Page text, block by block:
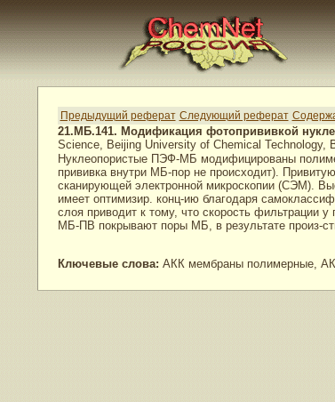
Предыдущий реферат Следующий реферат
21.МБ.141. Модификация фотопрививкой
Science, Beijing University of Chemical Technology,
Нуклеопористые ПЭФ-МБ модифицированы
прививка внутри МБ-пор не происходит).
сканирующей электронной микроскопии (СЭМ).
имеет оптимизир. конц-ию благодаря
слоя приводит к тому, что скорость фильтрации
МБ-ПВ покрывают поры МБ, в результате произ-
Ключевые слова: АКК мембраны полимерные,